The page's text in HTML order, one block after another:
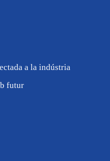
a la indústria
futur